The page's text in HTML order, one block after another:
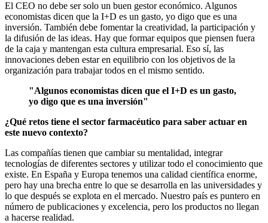
El CEO no debe ser solo un buen gestor económico. Algunos
economistas dicen que la I+D es un gasto, yo digo que es una
inversión. También debe fomentar la creatividad, la participación y
la difusión de las ideas. Hay que formar equipos que piensen fuera
de la caja y mantengan esta cultura empresarial. Eso sí, las
innovaciones deben estar en equilibrio con los objetivos de la
organización para trabajar todos en el mismo sentido.
"Algunos economistas dicen que el I+D es un gasto,
yo digo que es una inversión"
¿Qué retos tiene el sector farmacéutico para saber actuar en
este nuevo contexto?
Las compañías tienen que cambiar su mentalidad, integrar
tecnologías de diferentes sectores y utilizar todo el conocimiento que
existe. En España y Europa tenemos una calidad científica enorme,
pero hay una brecha entre lo que se desarrolla en las universidades y
lo que después se explota en el mercado. Nuestro país es puntero en
número de publicaciones y excelencia, pero los productos no llegan
a hacerse realidad.